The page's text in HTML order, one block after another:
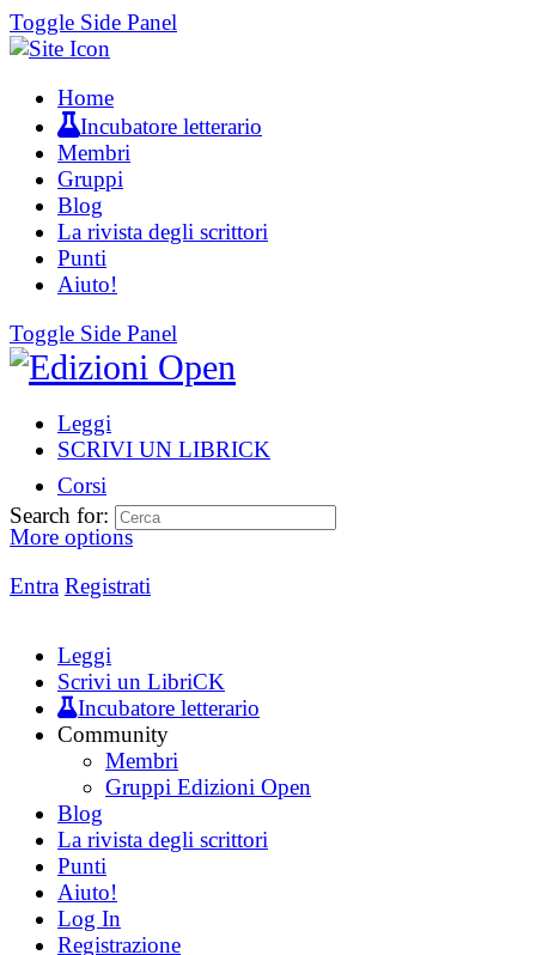
Toggle Side Panel
Home
Incubatore letterario
Membri
Gruppi
Blog
La rivista degli scrittori
Punti
Aiuto!
Toggle Side Panel
Leggi
SCRIVI UN LIBRICK
Corsi
More options
Entra Registrati
Search for:
Leggi
Scrivi un LibriCK
Incubatore letterario
Community
Membri
Gruppi Edizioni Open
Blog
La rivista degli scrittori
Punti
Aiuto!
Log In
Registrazione